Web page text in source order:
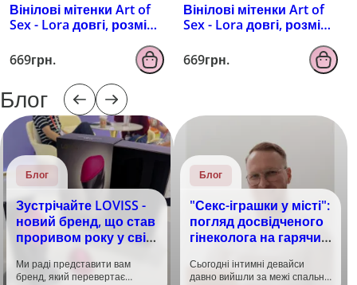
Вінілові мітенки Art of
Sex - Lora довгі, розмір
ефектом мокрого
оксамиту
669грн.
Вінілові мітенки Art of
Sex - Lora довгі, розмір
ефектом голограми
669грн.
Блог
Блог
Зустрічайте LOVISS -
новий бренд, що став
проривом року у світі
Ми раді представити вам
бренд, який перевертає
Блог
"Секс-іграшки у місті":
погляд досвідченого
гінеколога на гарячий
Сьогодні інтимні девайси
давно вийшли за межі спальні.